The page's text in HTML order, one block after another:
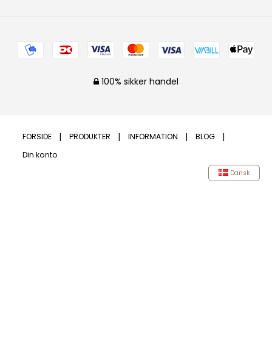
100% sikker handel
FORSIDE PRODUKTER INFORMATION
BLOG
Din konto
Dansk